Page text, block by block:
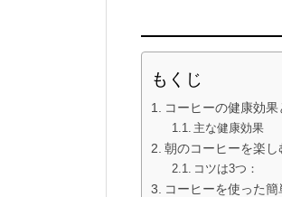
もくじ
コーヒーの健康効果
主な健康効果
朝のコーヒーを楽
コツは3つ：
コーヒーを使った